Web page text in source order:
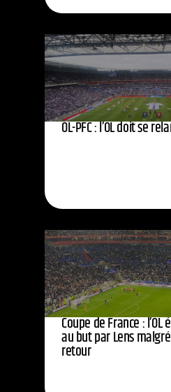
OL-PFC : l’OL doit se
Coupe de France :
au but par Lens
retour